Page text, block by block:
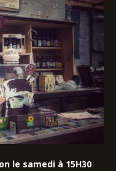
le samedi à 15H30